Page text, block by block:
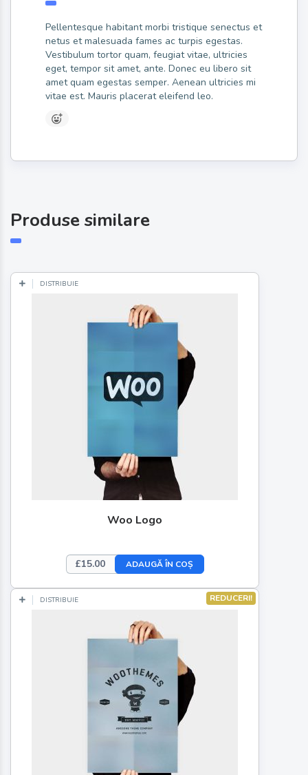
Pellentesque habitant morbi tristique senectus et
netus et malesuada fames ac turpis egestas.
Vestibulum tortor quam, feugiat vitae, ultricies
eget, tempor sit amet, ante. Donec eu libero sit
amet quam egestas semper. Aenean ultricies mi
vitae est. Mauris placerat eleifend leo.
Produse similare
DISTRIBUIE
Woo Logo
£15.00 ADAUGĂ ÎN COȘ
DISTRIBUIE REDUCERI!